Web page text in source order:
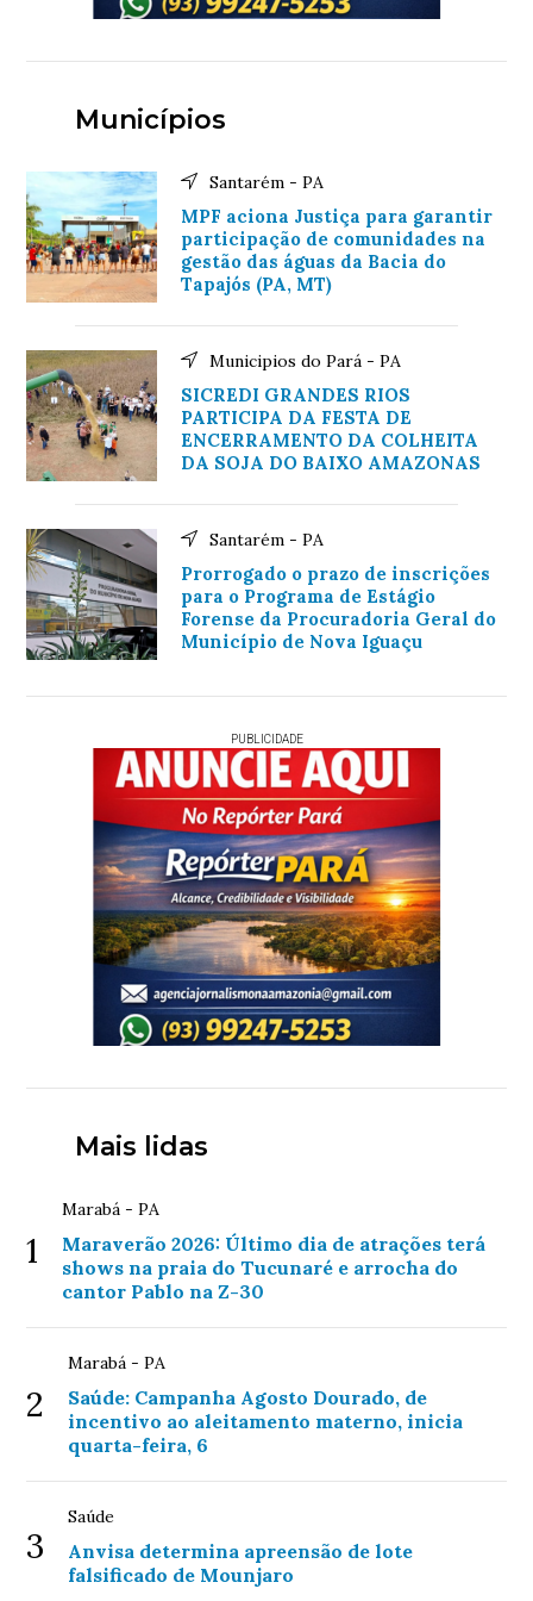
Municípios
Santarém - PA
MPF aciona Justiça para garantir
participação de comunidades na
gestão das águas da Bacia do
Tapajós (PA, MT)
Municipios do Pará - PA
SICREDI GRANDES RIOS
PARTICIPA DA FESTA DE
ENCERRAMENTO DA COLHEITA
DA SOJA DO BAIXO AMAZONAS
Santarém - PA
Prorrogado o prazo de inscrições
para o Programa de Estágio
Forense da Procuradoria Geral do
Município de Nova Iguaçu
PUBLICIDADE
Mais lidas
1
Marabá - PA
Maraverão 2026: Último dia de atrações terá
shows na praia do Tucunaré e arrocha do
cantor Pablo na Z-30
2
Marabá - PA
Saúde: Campanha Agosto Dourado, de
incentivo ao aleitamento materno, inicia
quarta-feira, 6
3
Saúde
Anvisa determina apreensão de lote
falsificado de Mounjaro